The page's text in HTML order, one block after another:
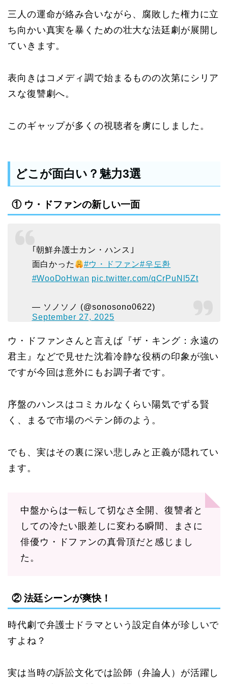
三人の運命が絡み合いながら、腐敗した権力に立
ち向かい真実を暴くための壮大な法廷劇が展開し
ていきます。
表向きはコメディ調で始まるものの次第にシリア
スな復讐劇へ。
このギャップが多くの視聴者を虜にしました。
どこが面白い？魅力3選
① ウ・ドファンの新しい一面
｢朝鮮弁護士カン・ハンス｣
面白かった
#ウ・ドファン#우도환
#WooDoHwan pic.twitter.com/qCrPuNl5Zt
— ソノソノ (@sonosono0622)
September 27, 2025
ウ・ドファンさんと言えば『ザ・キング：永遠の
君主』などで見せた沈着冷静な役柄の印象が強い
ですが今回は意外にもお調子者です。
序盤のハンスはコミカルなくらい陽気でずる賢
く、まるで市場のペテン師のよう。
でも、実はその裏に深い悲しみと正義が隠れてい
ます。
中盤からは一転して切なさ全開、復讐者と
しての冷たい眼差しに変わる瞬間、まさに
俳優ウ・ドファンの真骨頂だと感じまし
た。
② 法廷シーンが爽快！
時代劇で弁護士ドラマという設定自体が珍しいで
すよね？
実は当時の訴訟文化では訟師（弁論人）が活躍し